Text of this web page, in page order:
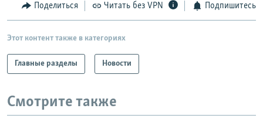
Поделиться Читать без VPN Подпишитесь
Этот контент также в категориях
Главные разделы Новости
Смотрите также